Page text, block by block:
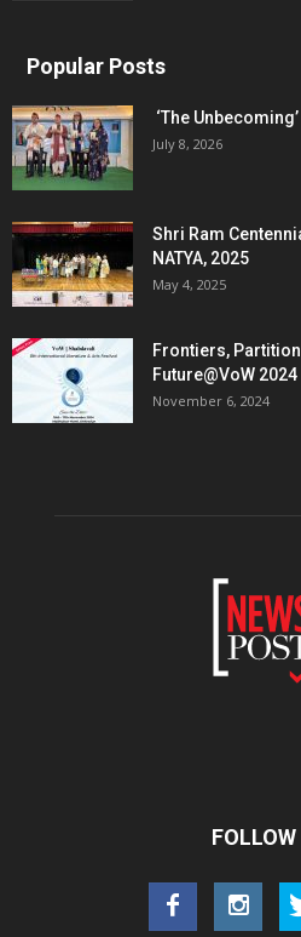
Popular Posts
‘The
July 8, 2026
Shri Ram
NATYA, 2025
May 4, 2025
Frontiers,
Future@VoW 2024
November 6, 2024
FOLLOW